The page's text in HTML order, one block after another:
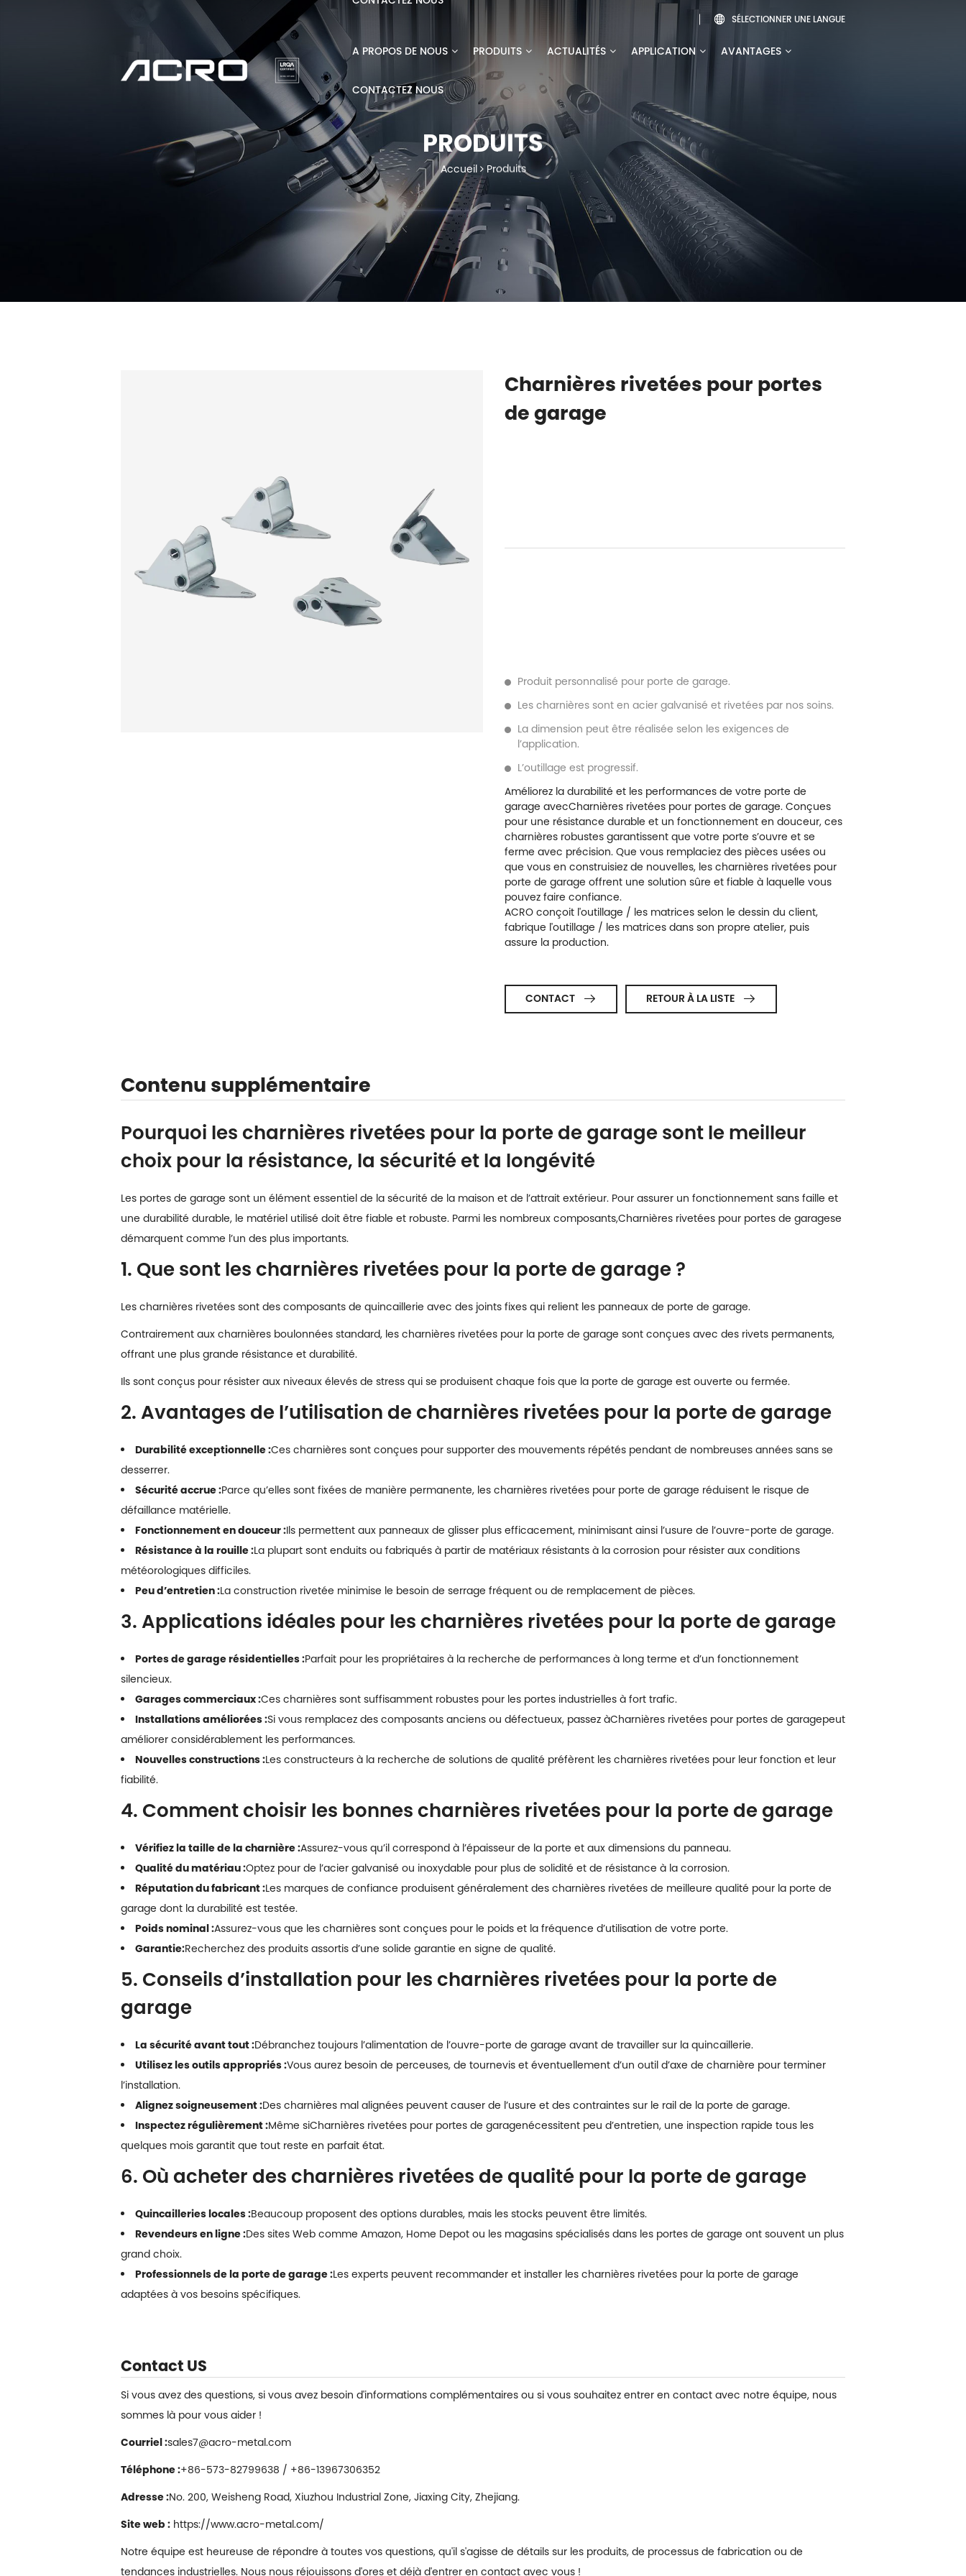
 SÉLECTIONNER UNE LANGUE
A PROPOS DE NOUS PRODUITS ACTUALITÉS APPLICATION AVANTAGES
CONTACTEZ NOUS
PRODUITS
Accueil Produits
Charnières rivetées pour portes
de garage
Produit personnalisé pour porte de garage.
Les charnières sont en acier galvanisé et rivetées par nos soins.
La dimension peut être réalisée selon les exigences de
l’application.
L’outillage est progressif.
Améliorez la durabilité et les performances de votre porte de
garage avecCharnières rivetées pour portes de garage. Conçues
pour une résistance durable et un fonctionnement en douceur, ces
charnières robustes garantissent que votre porte s’ouvre et se
ferme avec précision. Que vous remplaciez des pièces usées ou
que vous en construisiez de nouvelles, les charnières rivetées pour
porte de garage offrent une solution sûre et fiable à laquelle vous
pouvez faire confiance.
ACRO conçoit l'outillage / les matrices selon le dessin du client,
fabrique l'outillage / les matrices dans son propre atelier, puis
assure la production.
CONTACT  RETOUR À LA LISTE 
Contenu supplémentaire
Pourquoi les charnières rivetées pour la porte de garage sont le meilleur
choix pour la résistance, la sécurité et la longévité
Les portes de garage sont un élément essentiel de la sécurité de la maison et de l’attrait extérieur. Pour assurer un fonctionnement sans faille et
une durabilité durable, le matériel utilisé doit être fiable et robuste. Parmi les nombreux composants,Charnières rivetées pour portes de garagese
démarquent comme l’un des plus importants.
1. Que sont les charnières rivetées pour la porte de garage ?
Les charnières rivetées sont des composants de quincaillerie avec des joints fixes qui relient les panneaux de porte de garage.
Contrairement aux charnières boulonnées standard, les charnières rivetées pour la porte de garage sont conçues avec des rivets permanents,
offrant une plus grande résistance et durabilité.
Ils sont conçus pour résister aux niveaux élevés de stress qui se produisent chaque fois que la porte de garage est ouverte ou fermée.
2. Avantages de l’utilisation de charnières rivetées pour la porte de garage
Durabilité exceptionnelle :Ces charnières sont conçues pour supporter des mouvements répétés pendant de nombreuses années sans se
desserrer.
Sécurité accrue :Parce qu’elles sont fixées de manière permanente, les charnières rivetées pour porte de garage réduisent le risque de
défaillance matérielle.
Fonctionnement en douceur :Ils permettent aux panneaux de glisser plus efficacement, minimisant ainsi l’usure de l’ouvre-porte de garage.
Résistance à la rouille :La plupart sont enduits ou fabriqués à partir de matériaux résistants à la corrosion pour résister aux conditions
météorologiques difficiles.
Peu d’entretien :La construction rivetée minimise le besoin de serrage fréquent ou de remplacement de pièces.
3. Applications idéales pour les charnières rivetées pour la porte de garage
Portes de garage résidentielles :Parfait pour les propriétaires à la recherche de performances à long terme et d’un fonctionnement
silencieux.
Garages commerciaux :Ces charnières sont suffisamment robustes pour les portes industrielles à fort trafic.
Installations améliorées :Si vous remplacez des composants anciens ou défectueux, passez àCharnières rivetées pour portes de garagepeut
améliorer considérablement les performances.
Nouvelles constructions :Les constructeurs à la recherche de solutions de qualité préfèrent les charnières rivetées pour leur fonction et leur
fiabilité.
4. Comment choisir les bonnes charnières rivetées pour la porte de garage
Vérifiez la taille de la charnière :Assurez-vous qu’il correspond à l’épaisseur de la porte et aux dimensions du panneau.
Qualité du matériau :Optez pour de l’acier galvanisé ou inoxydable pour plus de solidité et de résistance à la corrosion.
Réputation du fabricant :Les marques de confiance produisent généralement des charnières rivetées de meilleure qualité pour la porte de
garage dont la durabilité est testée.
Poids nominal :Assurez-vous que les charnières sont conçues pour le poids et la fréquence d’utilisation de votre porte.
Garantie:Recherchez des produits assortis d’une solide garantie en signe de qualité.
5. Conseils d’installation pour les charnières rivetées pour la porte de
garage
La sécurité avant tout :Débranchez toujours l’alimentation de l’ouvre-porte de garage avant de travailler sur la quincaillerie.
Utilisez les outils appropriés :Vous aurez besoin de perceuses, de tournevis et éventuellement d’un outil d’axe de charnière pour terminer
l’installation.
Alignez soigneusement :Des charnières mal alignées peuvent causer de l’usure et des contraintes sur le rail de la porte de garage.
Inspectez régulièrement :Même siCharnières rivetées pour portes de garagenécessitent peu d’entretien, une inspection rapide tous les
quelques mois garantit que tout reste en parfait état.
6. Où acheter des charnières rivetées de qualité pour la porte de garage
Quincailleries locales :Beaucoup proposent des options durables, mais les stocks peuvent être limités.
Revendeurs en ligne :Des sites Web comme Amazon, Home Depot ou les magasins spécialisés dans les portes de garage ont souvent un plus
grand choix.
Professionnels de la porte de garage :Les experts peuvent recommander et installer les charnières rivetées pour la porte de garage
adaptées à vos besoins spécifiques.
Contact US
Si vous avez des questions, si vous avez besoin d'informations complémentaires ou si vous souhaitez entrer en contact avec notre équipe, nous
sommes là pour vous aider !
Courriel :sales7@acro-metal.com
Téléphone :+86-573-82799638 / +86-13967306352
Adresse :No. 200, Weisheng Road, Xiuzhou Industrial Zone, Jiaxing City, Zhejiang.
Site web : https://www.acro-metal.com/
Notre équipe est heureuse de répondre à toutes vos questions, qu'il s'agisse de détails sur les produits, de processus de fabrication ou de
tendances industrielles. Nous nous réjouissons d'ores et déjà d'entrer en contact avec vous !